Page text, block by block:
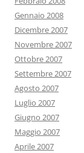
Gennaio 2008
Dicembre 2007
Novembre 2007
Ottobre 2007
Settembre 2007
Agosto 2007
Luglio 2007
Giugno 2007
Maggio 2007
Aprile 2007